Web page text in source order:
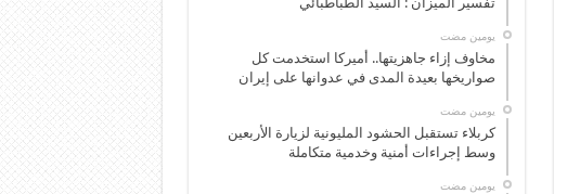
‏يومين مضت
مخاوف إزاء جاهزيتها.. أميركا استخدمت كل
صواريخها بعيدة المدى في عدوانها على إيران
‏يومين مضت
كربلاء تستقبل الحشود المليونية لزيارة الأربعين
وسط إجراءات أمنية وخدمية متكاملة
‏يومين مضت